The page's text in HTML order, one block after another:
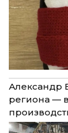
Александр
региона —